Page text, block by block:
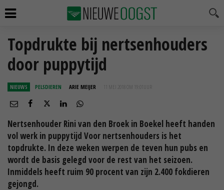
Topdrukte bij nertsenhouders
door puppytijd
NIEUWS PELSDIEREN ARIE MEIJER 11 MEI 2018 OM 19:01
Nertsenhouder Rini van den Broek in Boekel heeft handen
vol werk in puppytijd Voor nertsenhouders is het
topdrukte. In deze weken werpen de teven hun pubs en
wordt de basis gelegd voor de rest van het seizoen.
Inmiddels heeft ruim 90 procent van zijn 2.400 fokdieren
gejongd.